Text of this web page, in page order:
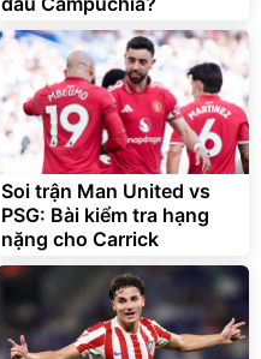
Soi trận Man United vs
PSG: Bài kiểm tra hạng
nặng cho Carrick